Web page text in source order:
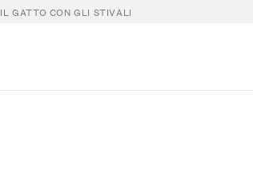
IL GATTO CON GLI STIVALI